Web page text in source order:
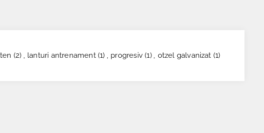
(2) , lanturi antrenament (1) , progresiv (1) , otzel galvanizat (1)